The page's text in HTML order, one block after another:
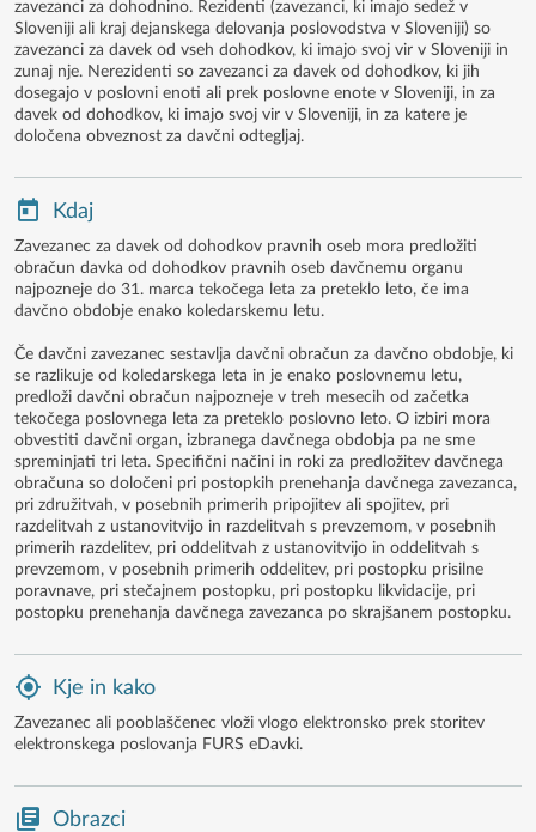
zavezanci za dohodnino. Rezidenti (zavezanci, ki imajo sedež v
Sloveniji ali kraj dejanskega delovanja poslovodstva v Sloveniji) so
zavezanci za davek od vseh dohodkov, ki imajo svoj vir v Sloveniji in
zunaj nje. Nerezidenti so zavezanci za davek od dohodkov, ki jih
dosegajo v poslovni enoti ali prek poslovne enote v Sloveniji, in za
davek od dohodkov, ki imajo svoj vir v Sloveniji, in za katere je
določena obveznost za davčni odtegljaj.
Kdaj
Zavezanec za davek od dohodkov pravnih oseb mora predložiti
obračun davka od dohodkov pravnih oseb davčnemu organu
najpozneje do 31. marca tekočega leta za preteklo leto, če ima
davčno obdobje enako koledarskemu letu.
Če davčni zavezanec sestavlja davčni obračun za davčno obdobje, ki
se razlikuje od koledarskega leta in je enako poslovnemu letu,
predloži davčni obračun najpozneje v treh mesecih od začetka
tekočega poslovnega leta za preteklo poslovno leto. O izbiri mora
obvestiti davčni organ, izbranega davčnega obdobja pa ne sme
spreminjati tri leta. Specifični načini in roki za predložitev davčnega
obračuna so določeni pri postopkih prenehanja davčnega zavezanca,
pri združitvah, v posebnih primerih pripojitev ali spojitev, pri
razdelitvah z ustanovitvijo in razdelitvah s prevzemom, v posebnih
primerih razdelitev, pri oddelitvah z ustanovitvijo in oddelitvah s
prevzemom, v posebnih primerih oddelitev, pri postopku prisilne
poravnave, pri stečajnem postopku, pri postopku likvidacije, pri
postopku prenehanja davčnega zavezanca po skrajšanem postopku.
Kje in kako
Zavezanec ali pooblaščenec vloži vlogo elektronsko prek storitev
elektronskega poslovanja FURS eDavki.
Obrazci